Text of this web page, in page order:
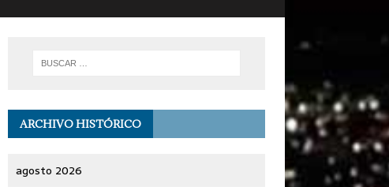
ARCHIVO HISTÓRICO
agosto 2026